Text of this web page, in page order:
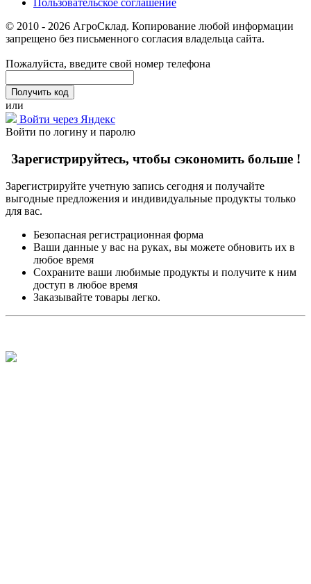
Пользовательское соглашение
© 2010 - 2026 АгроСклад. Копирование любой информации
запрещено без письменного согласия владельца сайта.
Пожалуйста, введите свой номер телефона
или
Войти через Яндекс
Войти по логину и паролю
Зарегистрируйтесь, чтобы сэкономить больше !
Зарегистрируйте учетную запись сегодня и получайте
выгодные предложения и индивидуальные продукты только
для вас.
Безопасная регистрационная форма
Ваши данные у вас на руках, вы можете обновить их в
любое время
Сохраните ваши любимые продукты и получите к ним
доступ в любое время
Заказывайте товары легко.